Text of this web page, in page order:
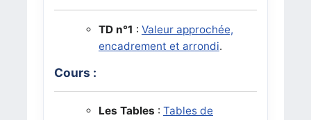
TD n°1 : Valeur approchée,
encadrement et arrondi.
Cours :
Les Tables : Tables de